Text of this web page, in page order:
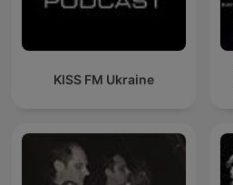
KISS FM Ukraine